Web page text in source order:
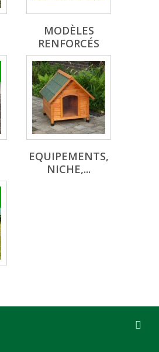
MODÈLES
RENFORCÉS
EQUIPEMENTS,
NICHE,...